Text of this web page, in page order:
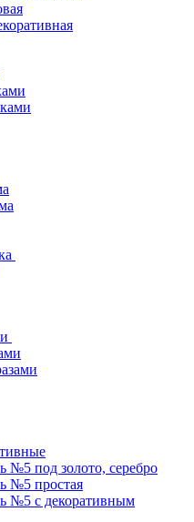
№5 под золото, серебро
№5 простая
№5 с декоративным